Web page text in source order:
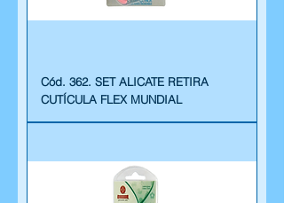
Cód. 362. SET ALICATE RETIRA
CUTÍCULA FLEX MUNDIAL